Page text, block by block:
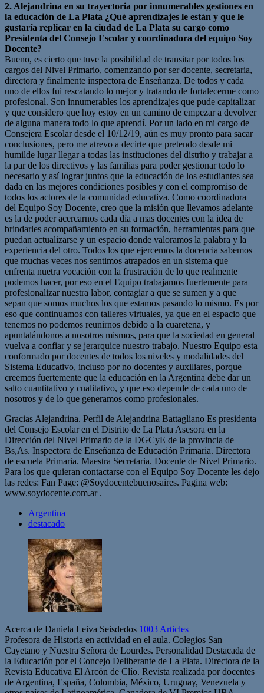
2. Alejandrina en su trayectoria por innumerables gestiones en
la educación de La Plata ¿Qué aprendizajes le están y que le
gustaría replicar en la ciudad de La Plata su cargo como
Presidenta del Consejo Escolar y coordinadora del equipo Soy
Docente?
Bueno, es cierto que tuve la posibilidad de transitar por todos los
cargos del Nivel Primario, comenzando por ser docente, secretaria,
directora y finalmente inspectora de Enseñanza. De todos y cada
uno de ellos fui rescatando lo mejor y tratando de fortalecerme como
profesional. Son innumerables los aprendizajes que pude capitalizar
y que considero que hoy estoy en un camino de empezar a devolver
de alguna manera todo lo que aprendí. Por un lado en mi cargo de
Consejera Escolar desde el 10/12/19, aún es muy pronto para sacar
conclusiones, pero me atrevo a decirte que pretendo desde mi
humilde lugar llegar a todas las instituciones del distrito y trabajar a
la par de los directivos y las familias para poder gestionar todo lo
necesario y así lograr juntos que la educación de los estudiantes sea
dada en las mejores condiciones posibles y con el compromiso de
todos los actores de la comunidad educativa. Como coordinadora
del Equipo Soy Docente, creo que la misión que llevamos adelante
es la de poder acercarnos cada día a mas docentes con la idea de
brindarles acompañamiento en su formación, herramientas para que
puedan actualizarse y un espacio donde valoramos la palabra y la
experiencia del otro. Todos los que ejercemos la docencia sabemos
que muchas veces nos sentimos atrapados en un sistema que
enfrenta nuetra vocación con la frustración de lo que realmente
podemos hacer, por eso en el Equipo trabajamos fuertemente para
profesionalizar nuestra labor, contagiar a que se sumen y a que
sepan que somos muchos los que estamos pasando lo mismo. Es por
eso que continuamos con talleres virtuales, ya que en el espacio que
tenemos no podemos reunirnos debido a la cuaretena, y
apuntalándonos a nosotros mismos, para que la sociedad en general
vuelva a confiar y se jerarquice nuestro trabajo. Nuestro Equipo esta
conformado por docentes de todos los niveles y modalidades del
Sistema Educativo, incluso por no docentes y auxiliares, porque
creemos fuertemente que la educación en la Argentina debe dar un
salto cuantitativo y cualitativo, y que eso depende de cada uno de
nosotros y de lo que generamos como profesionales.
Gracias Alejandrina. Perfil de Alejandrina Battagliano Es presidenta
del Consejo Escolar en el Distrito de La Plata Asesora en la
Dirección del Nivel Primario de la DGCyE de la provincia de
Bs,As. Inspectora de Enseñanza de Educación Primaria. Directora
de escuela Primaria. Maestra Secretaria. Docente de Nivel Primario.
Para los que quieran contactarse con el Equipo Soy Docente les dejo
las redes: Fan Page: @Soydocentebuenosaires. Pagina web:
www.soydocente.com.ar .
Argentina
destacado
Acerca de Daniela Leiva Seisdedos 1003 Articles
Profesora de Historia en actividad en el aula. Colegios San
Cayetano y Nuestra Señora de Lourdes. Personalidad Destacada de
la Educación por el Concejo Deliberante de La Plata. Directora de la
Revista Educativa El Arcón de Clío. Revista realizada por docentes
de Argentina, España, Colombia, México, Uruguay, Venezuela y